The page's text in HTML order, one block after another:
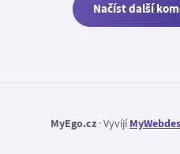
Načíst další
MyEgo.cz · Vyvíjí